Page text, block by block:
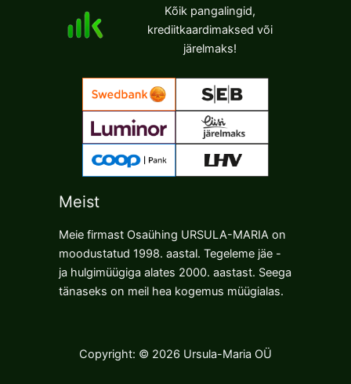
Kõik pangalingid,
krediitkaardimaksed või
järelmaks!
Meist
Meie firmast Osaühing URSULA-MARIA on
moodustatud 1998. aastal. Tegeleme jäe -
ja hulgimüügiga alates 2000. aastast. Seega
tänaseks on meil hea kogemus müügialas.
Copyright: © 2026 Ursula-Maria OÜ